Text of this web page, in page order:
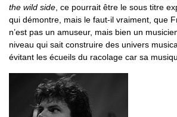
the wild side , ce pourrait être le sous titre
qui démontre, mais le faut-il vraiment, que
n’est pas un amuseur, mais bien un
niveau qui sait construire des univers
évitant les écueils du racolage car sa